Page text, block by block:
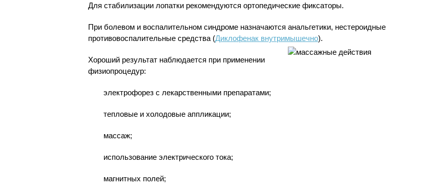
Для стабилизации лопатки рекомендуются ортопедические фиксаторы.
При болевом и воспалительном синдроме назначаются анальгетики, нестероидные
противовоспалительные средства (Диклофенак внутримышечно).
Хороший результат наблюдается при применении
физиопроцедур:
электрофорез с лекарственными препаратами;
тепловые и холодовые аппликации;
массаж;
использование электрического тока;
магнитных полей;